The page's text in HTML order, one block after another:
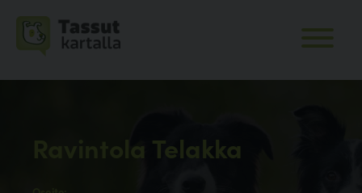
Ravintola Telakka